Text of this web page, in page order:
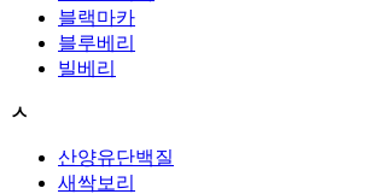
블랙마카
블루베리
빌베리
ㅅ
산양유단백질
새싹보리